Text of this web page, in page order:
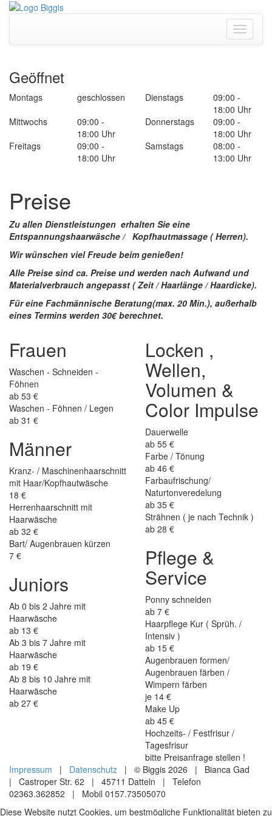
Toggle
Geöffnet
Montags geschlossen Dienstags
09:00 -
18:00 Uhr
Mittwochs
09:00 -
18:00 Uhr
Donnerstags
09:00 -
18:00 Uhr
Freitags
09:00 -
18:00 Uhr
Samstags
08:00 -
13:00 Uhr
Preise
Zu allen Dienstleistungen erhalten Sie eine
Entspannungshaarwäsche / Kopfhautmassage ( Herren).
Wir wünschen viel Freude beim genießen!
Alle Preise sind ca. Preise und werden nach Aufwand und
Materialverbrauch angepasst ( Zeit / Haarlänge / Haardicke).
Für eine Fachmännische Beratung(max. 20 Min.), außerhalb
eines Termins werden 30€ berechnet.
Frauen
Waschen - Schneiden -
Föhnen
ab 53 €
Waschen - Föhnen / Legen
ab 31 €
Männer
Kranz- / Maschinenhaarschnitt
mit Haar/Kopfhautwäsche
18 €
Herrenhaarschnitt mit
Haarwäsche
ab 32 €
Bart/ Augenbrauen kürzen
7 €
Juniors
Ab 0 bis 2 Jahre mit
Haarwäsche
ab 13 €
Ab 3 bis 7 Jahre mit
Haarwäsche
ab 19 €
Ab 8 bis 10 Jahre mit
Haarwäsche
ab 27 €
Locken ,
Wellen,
Volumen &
Color Impulse
Dauerwelle
ab 55 €
Farbe / Tönung
ab 46 €
Farbaufrischung/
Naturtonveredelung
ab 35 €
Strähnen ( je nach Technik )
ab 28 €
Pflege &
Service
Ponny schneiden
ab 7 €
Haarpflege Kur ( Sprüh. /
Intensiv )
ab 15 €
Augenbrauen formen/
Augenbrauen färben /
Wimpern färben
je 14 €
Make Up
ab 45 €
Hochzeits- / Festfrisur /
Tagesfrisur
bitte Preisanfrage stellen !
Impressum | Datenschutz | © Biggis 2026 | Bianca Gad
| Castroper Str. 62 | 45711 Datteln | Telefon
02363.362852 | Mobil 0157.73505070
Diese Website nutzt Cookies, um bestmögliche Funktionalität bieten zu